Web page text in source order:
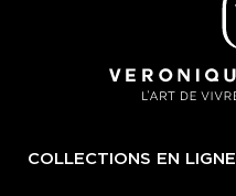
COLLECTIONS EN LIGNE